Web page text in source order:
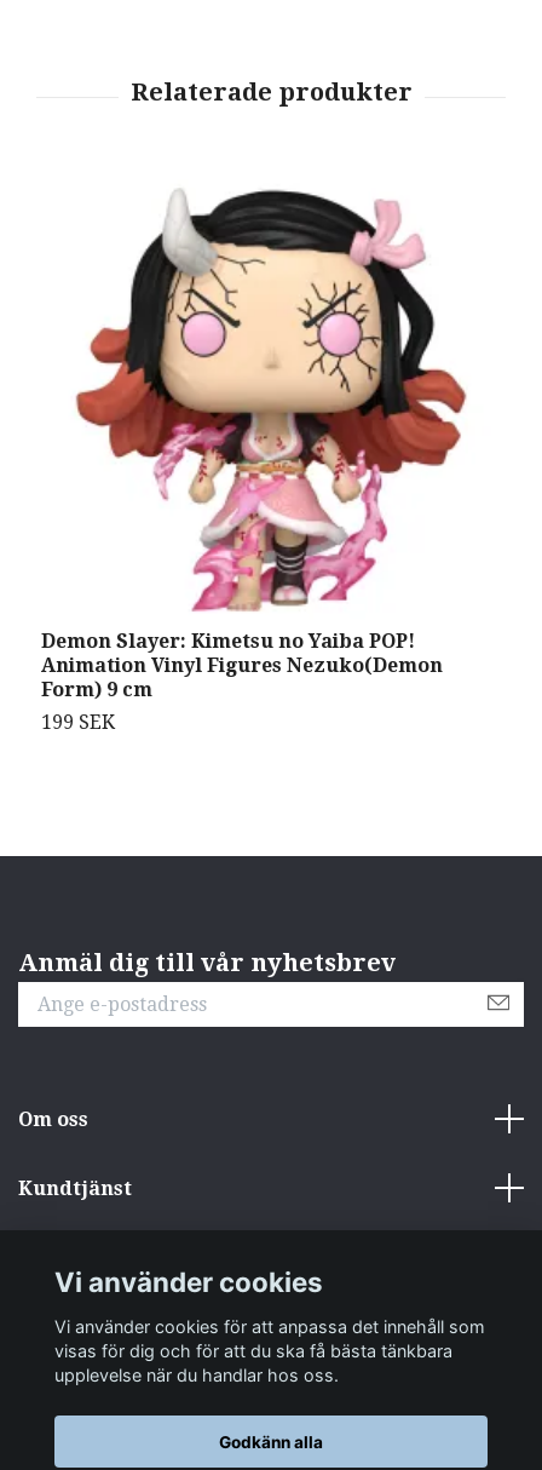
Demon Slayer: Kimetsu no Yaiba POP!
Animation Vinyl Figures Nezuko(Demon
Form) 9 cm
199 SEK
Anmäl dig till vår nyhetsbrev
Om oss
Kundtjänst
Sociala medier
Vi använder cookies
Vi använder cookies för att anpassa det innehåll som
visas för dig och för att du ska få bästa tänkbara
upplevelse när du handlar hos oss.
Godkänn alla